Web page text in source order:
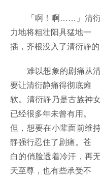
「啊！啊……」清衍
力地将粗壮阳具猛地一
插，齐根没入了清衍静的
难以想象的剧痛从清
要让清衍静痛得彻底瘫
软。清衍静乃是古族神
已经很多年未曾有用。
但，想要在小辈面前维
静强行忍住了剧痛。苍
白的俏脸透着冷汗，再
天至尊，也有些承受不